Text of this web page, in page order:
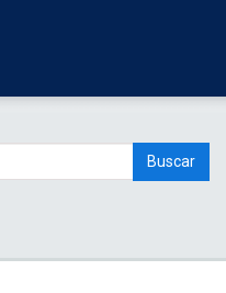
Buscar